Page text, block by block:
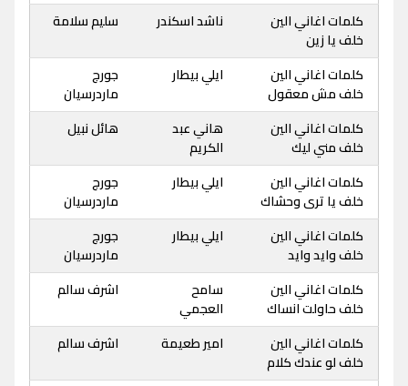
كلمات اغاني الين
خلف يا زين
ناشد اسكندر سليم سلامة
كلمات اغاني الين
خلف مش معقول
ايلي بيطار
جورج
ماردرسيان
كلمات اغاني الين
خلف مني ليك
هاني عبد
الكريم
هائل نبيل
كلمات اغاني الين
خلف يا ترى وحشاك
ايلي بيطار
جورج
ماردرسيان
كلمات اغاني الين
خلف وايد وايد
ايلي بيطار
جورج
ماردرسيان
كلمات اغاني الين
خلف حاولت انساك
سامح
العجمي
اشرف سالم
كلمات اغاني الين
خلف لو عندك كلام
امير طعيمة اشرف سالم